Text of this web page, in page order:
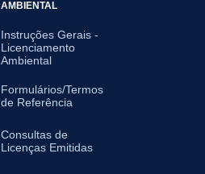
AMBIENTAL
Instruções Gerais -
Licenciamento
Ambiental
Formulários/Termos
de Referência
Consultas de
Licenças Emitidas